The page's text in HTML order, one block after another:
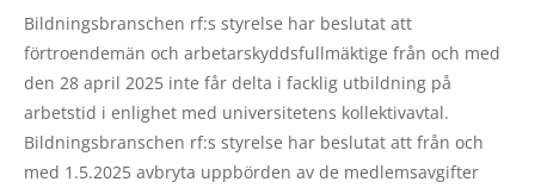
Bildningsbranschen rf:s styrelse har beslutat att
förtroendemän och arbetarskyddsfullmäktige från och med
den 28 april 2025 inte får delta i facklig utbildning på
arbetstid i enlighet med universitetens kollektivavtal.
Bildningsbranschen rf:s styrelse har beslutat att från och
med 1.5.2025 avbryta uppbörden av de medlemsavgifter